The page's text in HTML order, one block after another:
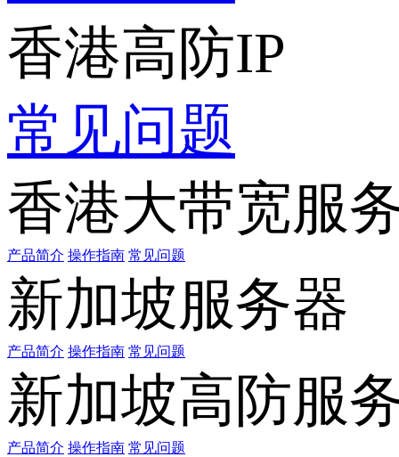
香港高防IP
常见问题
香港大带宽服
产品简介 操作指南 常见问题
新加坡服务器
产品简介 操作指南 常见问题
新加坡高防服
产品简介 操作指南 常见问题